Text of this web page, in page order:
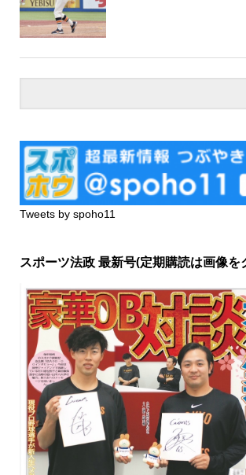
Tweets by spoho11
スポーツ法政 最新号(定期購読は画像を